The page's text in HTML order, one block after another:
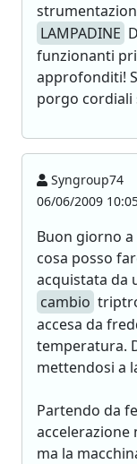
LAMPADINE
funzionanti
approfonditi!
porgo cordiali
Syngroup74
06/06/2009
Buon giorno
cosa posso
acquistata da
cambio
accesa da
temperatura.
mettendosi a
Partendo da
ma la